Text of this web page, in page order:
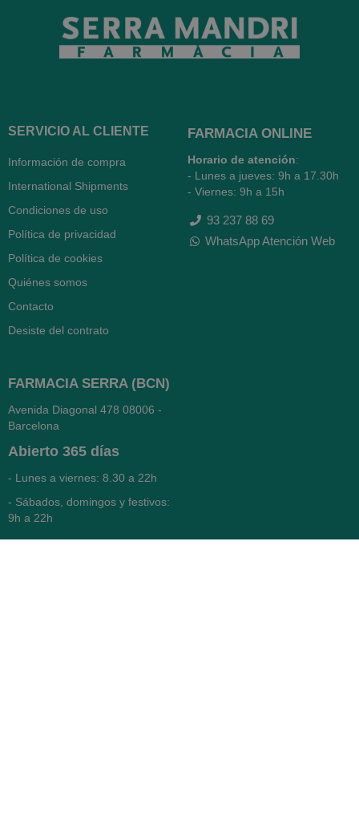
SERVICIO AL CLIENTE
Información de compra
International Shipments
Condiciones de uso
Política de privacidad
Política de cookies
Quiénes somos
Contacto
Desiste del contrato
FARMACIA ONLINE
Horario de atención:
- Lunes a jueves: 9h a 17.30h
- Viernes: 9h a 15h
93 237 88 69
WhatsApp Atención Web
FARMACIA SERRA (BCN)
Avenida Diagonal 478 08006 -
Barcelona
Abierto 365 días
- Lunes a viernes: 8.30 a 22h
- Sábados, domingos y festivos:
9h a 22h